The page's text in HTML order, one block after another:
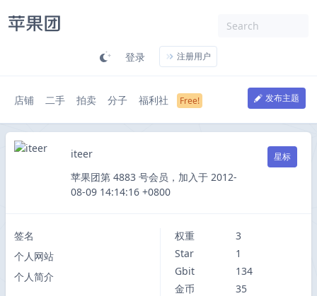
登录 注册用户
店铺 二手 拍卖 分子 福利社 发布主题
iteer
苹果团第 4883 号会员，加入于 2012-
08-09 14:14:16 +0800
星标
签名
个人网站
个人简介
权重
3
Star
1
Gbit
134
金币
35